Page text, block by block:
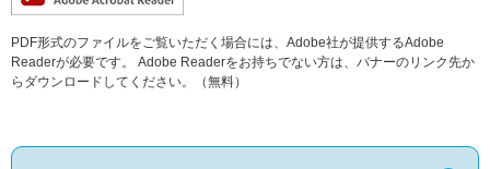
PDF形式のファイルをご覧いただく場合には、Adobe社が提供するAdobe
Readerが必要です。
Adobe Readerをお持ちでない方は、バナーのリンク先か
らダウンロードしてください。（無料）